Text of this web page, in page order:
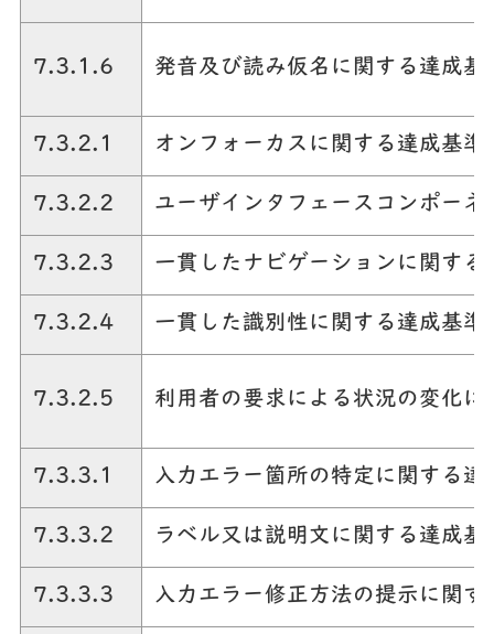
7.3.1.6 発音及び読み仮名に関する達成基
7.3.2.1 オンフォーカスに関する達成基準
7.3.2.2 ユーザインタフェースコンポー
7.3.2.3 一貫したナビゲーションに関する
7.3.2.4 一貫した識別性に関する達成基準
7.3.2.5 利用者の要求による状況の変化に
7.3.3.1 入力エラー箇所の特定に関する達
7.3.3.2 ラベル又は説明文に関する達成基
7.3.3.3 入力エラー修正方法の提示に関す